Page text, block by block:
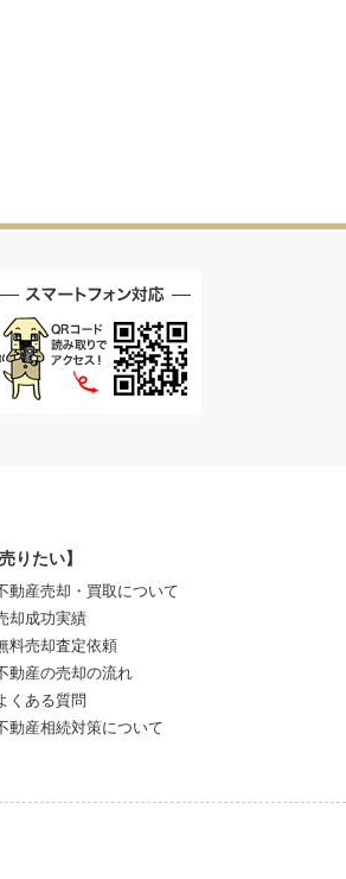
売りたい】
動産売却・買取について
却成功実績
料売却査定依頼
動産の売却の流れ
くある質問
動産相続対策について